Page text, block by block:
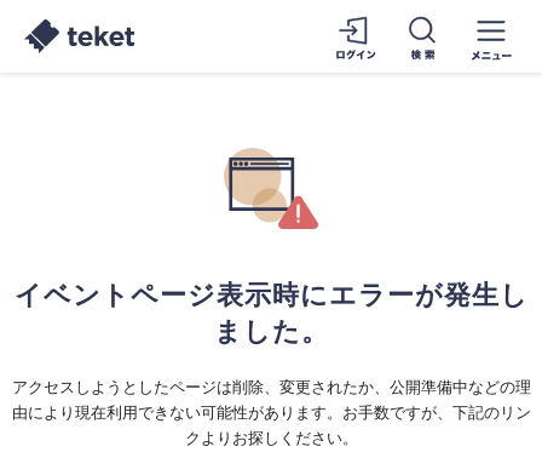
イベントページ表示時にエラーが発生し
ました。
アクセスしようとしたページは削除、変更されたか、公開準備中などの理
由により現在利用できない可能性があります。お手数ですが、下記のリン
クよりお探しください。